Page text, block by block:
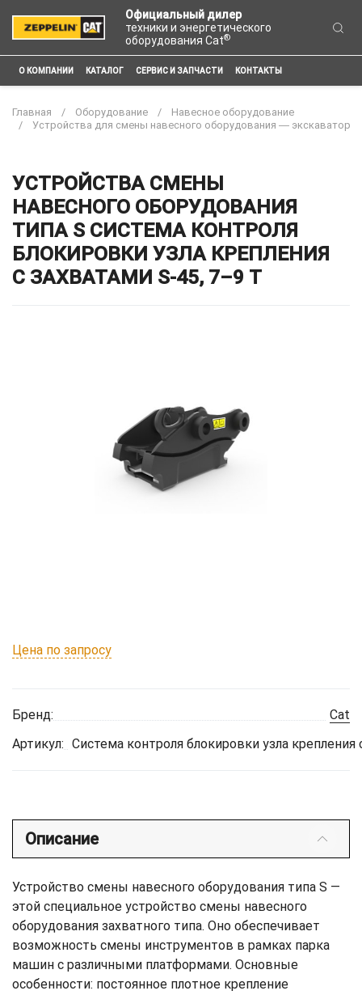
Официальный дилер
техники и энергетического
оборудования Cat®
О КОМПАНИИ КАТАЛОГ СЕРВИС И ЗАПЧАСТИ КОНТАКТЫ
Главная Оборудование
Навесное оборудование
Устройства для смены навесного оборудования ― экскаватор
УСТРОЙСТВА СМЕНЫ
НАВЕСНОГО ОБОРУДОВАНИЯ
ТИПА S СИСТЕМА КОНТРОЛЯ
БЛОКИРОВКИ УЗЛА КРЕПЛЕНИЯ
С ЗАХВАТАМИ S-45, 7–9 Т
Цена по запросу
Бренд:
Cat
Артикул: Система контроля блокировки узла крепления
Описание
Устройство смены навесного оборудования типа S —
этой специальное устройство смены навесного
оборудования захватного типа. Оно обеспечивает
возможность смены инструментов в рамках парка
машин с различными платформами. Основные
особенности: постоянное плотное крепление